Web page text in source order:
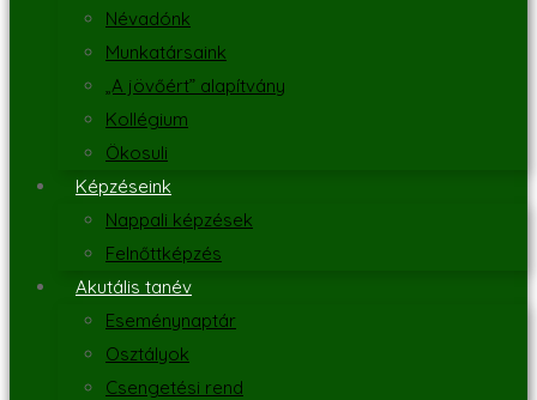
Névadónk
Munkatársaink
„A jövőért” alapítvány
Kollégium
Ökosuli
Képzéseink
Nappali képzések
Felnőttképzés
Akutális tanév
Eseménynaptár
Osztályok
Csengetési rend